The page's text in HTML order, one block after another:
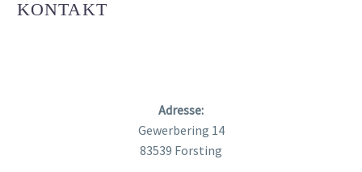
KONTAKT
Adresse:
Gewerbering 14
83539 Forsting